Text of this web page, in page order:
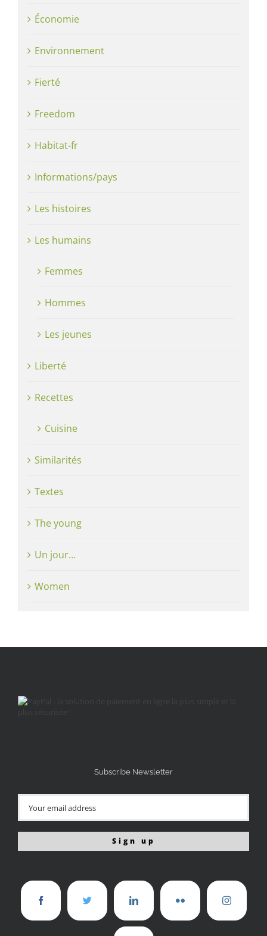
Économie
Environnement
Fierté
Freedom
Habitat-fr
Informations/pays
Les histoires
Les humains
Femmes
Hommes
Les jeunes
Liberté
Recettes
Cuisine
Similarités
Textes
The young
Un jour…
Women
Subscribe Newsletter